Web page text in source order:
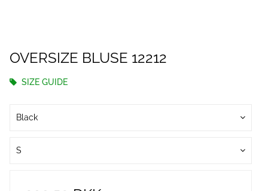
OVERSIZE BLUSE 12212
SIZE GUIDE
Black
S